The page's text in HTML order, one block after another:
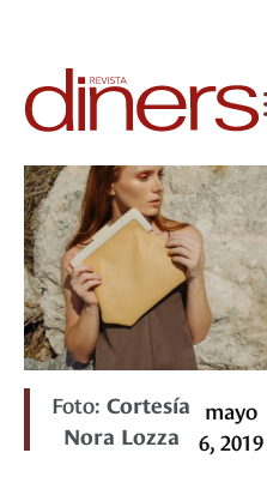
Foto:Cortesía
Nora Lozza
mayo
6, 2019